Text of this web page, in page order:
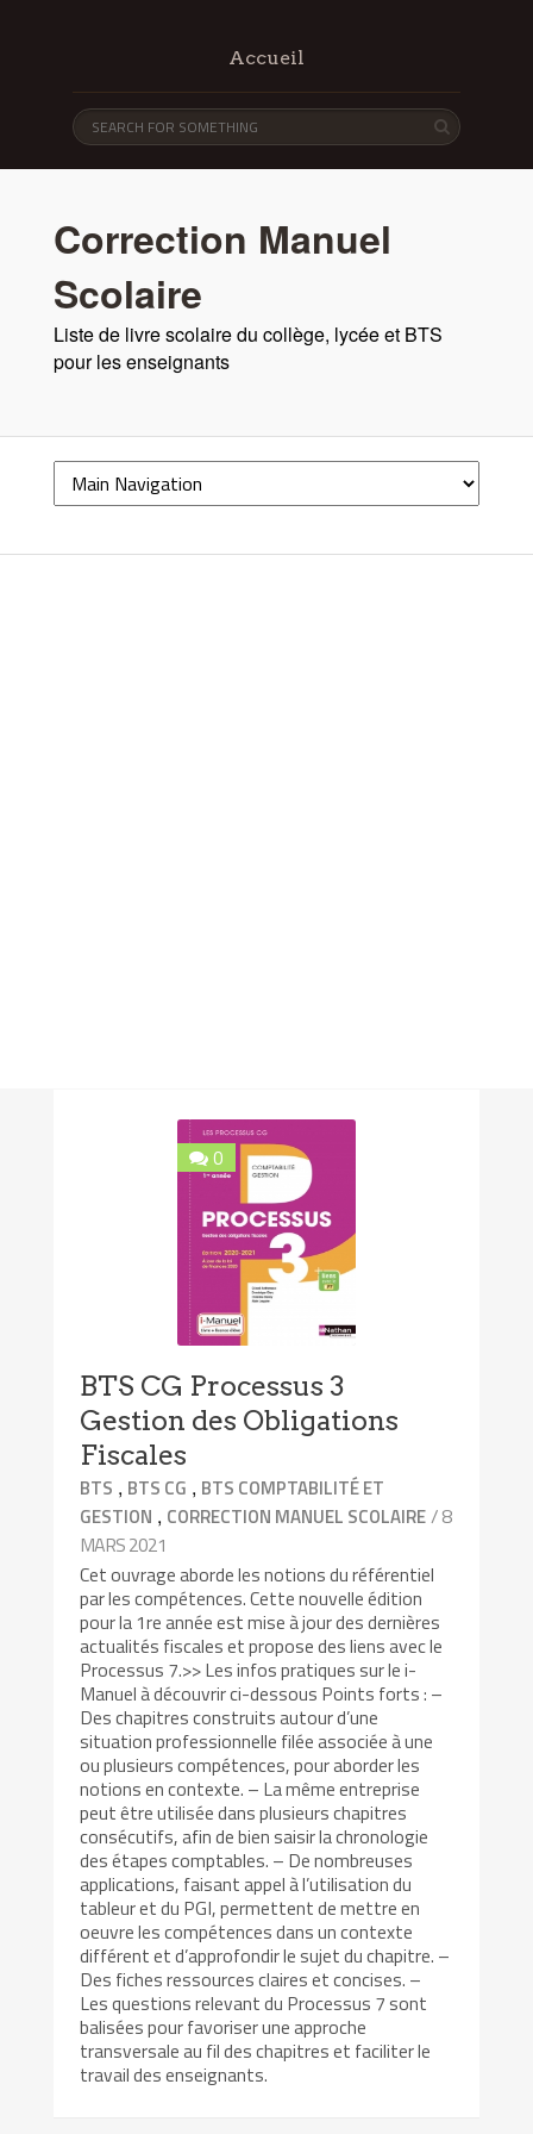
Accueil
Correction Manuel
Scolaire
Liste de livre scolaire du collège, lycée et BTS
pour les enseignants
0
BTS CG Processus 3
Gestion des Obligations
Fiscales
BTS , BTS CG , BTS COMPTABILITÉ ET
GESTION , CORRECTION MANUEL SCOLAIRE/ 8
MARS 2021
Cet ouvrage aborde les notions du référentiel
par les compétences. Cette nouvelle édition
pour la 1re année est mise à jour des dernières
actualités fiscales et propose des liens avec le
Processus 7.>> Les infos pratiques sur le i-
Manuel à découvrir ci-dessous Points forts : –
Des chapitres construits autour d’une
situation professionnelle filée associée à une
ou plusieurs compétences, pour aborder les
notions en contexte. – La même entreprise
peut être utilisée dans plusieurs chapitres
consécutifs, afin de bien saisir la chronologie
des étapes comptables. – De nombreuses
applications, faisant appel à l’utilisation du
tableur et du PGI, permettent de mettre en
oeuvre les compétences dans un contexte
différent et d’approfondir le sujet du chapitre. –
Des fiches ressources claires et concises. –
Les questions relevant du Processus 7 sont
balisées pour favoriser une approche
transversale au fil des chapitres et faciliter le
travail des enseignants.